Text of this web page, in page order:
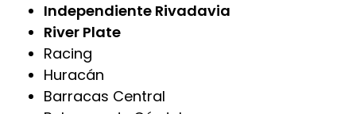
Independiente Rivadavia
River Plate
Racing
Huracán
Barracas Central